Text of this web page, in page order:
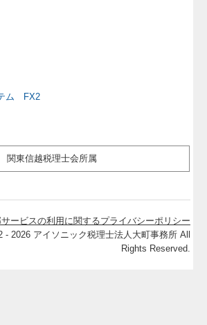
関東信越税理士会所属
ービスの利用に関するプライバシーポリシー
- 2026 アイソニック税理士法人大町事務所 All
Rights Reserved.